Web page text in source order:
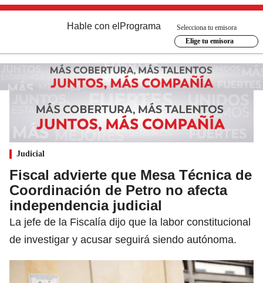
Hable con el Programa
Selecciona tu emisora
Elige tu emisora
Judicial
Fiscal advierte que Mesa Técnica de
Coordinación de Petro no afecta
independencia judicial
La jefe de la Fiscalía dijo que la labor constitucional
de investigar y acusar seguirá siendo autónoma.